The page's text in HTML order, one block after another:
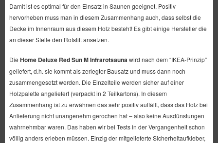
Damit ist es optimal für den Einsatz in Saunen geeignet. Positiv
hervorheben muss man in diesem Zusammenhang auch, dass selbst die
Decke im Innenraum aus diesem Holz besteht! Es gibt einige Hersteller die
an dieser Stelle den Rotstift ansetzen.
Die Home Deluxe Red Sun M Infrarotsauna wird nach dem “IKEA-Prinzip”
geliefert, d.h. sie kommt als zerlegter Bausatz und muss dann noch
zusammengesetzt werden. Die Einzelteile werden sicher auf einer
Holzpalette angeliefert (verpackt in 2 Teilkartons). In diesem
Zusammenhang ist zu erwähnen das sehr positiv auffällt, dass das Holz bei
Anlieferung nicht unangenehm gerochen hat – also keine Ausdünstungen
wahrnehmbar waren. Das haben wir bei Tests in der Vergangenheit schon
völlig anders erleben müssen. Einzig der mitgelieferte Sicherheitaufkleber,